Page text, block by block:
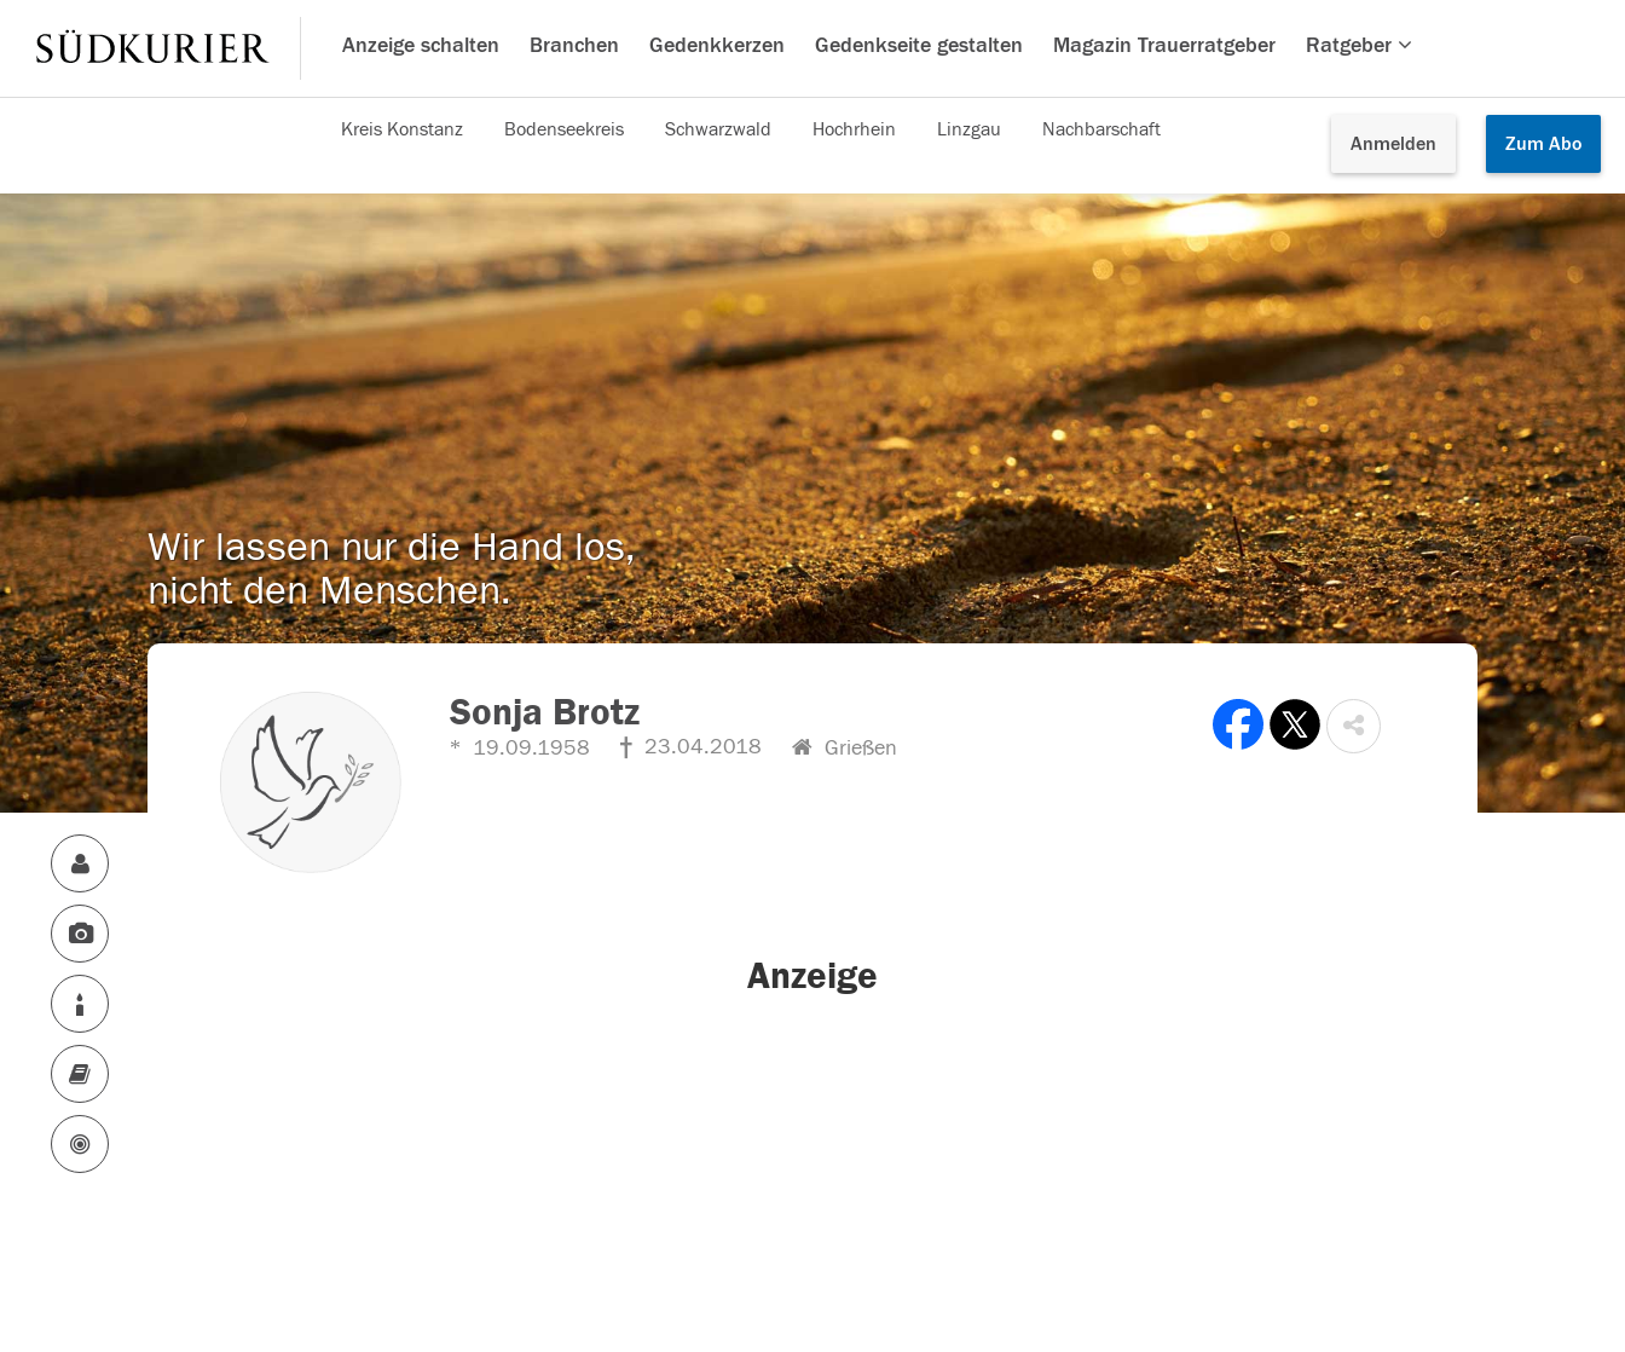
Anzeige schalten Branchen Gedenkkerzen Gedenkseite gestalten Magazin Trauerratgeber Ratgeber
Anmelden Zum Abo
Kreis Konstanz Bodenseekreis Schwarzwald Hochrhein Linzgau Nachbarschaft
Wir lassen nur die Hand los,
nicht den Menschen.
Sonja Brotz
19.09.1958 23.04.2018 Grießen
Anzeige